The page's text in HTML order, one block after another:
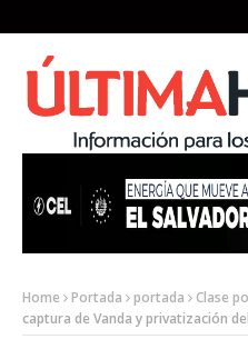
Home Portada portada Clase
captura de Vanda y privatización